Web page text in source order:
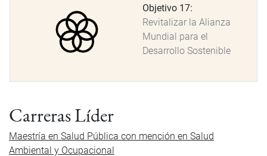
Objetivo 17:
Revitalizar la Alianza
Mundial para el
Desarrollo Sostenible
Carreras Líder
Maestría en Salud Pública con mención en Salud
Ambiental y Ocupacional